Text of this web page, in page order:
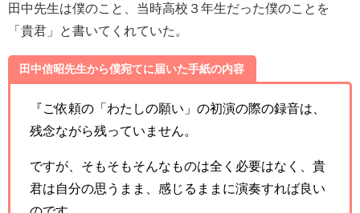
田中先生は僕のこと、当時高校３年生だった僕のことを
「貴君」と書いてくれていた。
田中信昭先生から僕宛てに届いた手紙の内容
『ご依頼の「わたしの願い」の初演の際の録音は、
残念ながら残っていません。
ですが、そもそもそんなものは全く必要はなく、貴
君は自分の思うまま、感じるままに演奏すれば良い